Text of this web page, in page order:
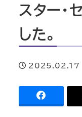
スター・
した。
投稿日
2025.02.17